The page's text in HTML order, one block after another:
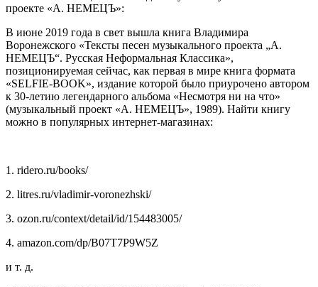
проекте «А. НЕМЕЦЪ»:
В июне 2019 года в свет вышла книга Владимира
Воронежского «Тексты песен музыкального проекта „А.
НЕМЕЦЪ“. Русская Неформальная Классика»,
позиционируемая сейчас, как первая в мире книга формата
«SELFIE-BOOK», издание которой было приурочено автором
к 30-летию легендарного альбома «Несмотря ни на что»
(музыкальный проект «А. НЕМЕЦЪ», 1989). Найти книгу
можно в популярных интернет-магазинах:
1. ridero.ru/books/
2. litres.ru/vladimir-voronezhski/
3. ozon.ru/context/detail/id/154483005/
4. amazon.com/dp/B07T7P9W5Z
и т. д.